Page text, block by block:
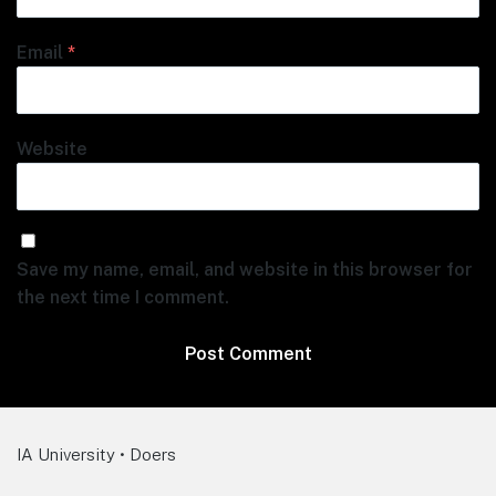
Email *
Website
Save my name, email, and website in this browser for
the next time I comment.
IA University • Doers